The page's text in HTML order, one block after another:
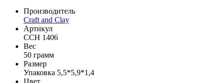
Производитель
Craft and Clay
Артикул
CCH 1406
Вес
50 грамм
Размер
Упаковка 5,5*5,9*1,4
Цвет